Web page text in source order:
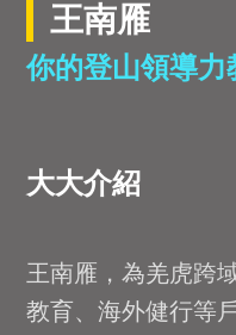
王南雁
你的登山領導力
大大介紹
王南雁，為羌虎跨
教育、海外健行等